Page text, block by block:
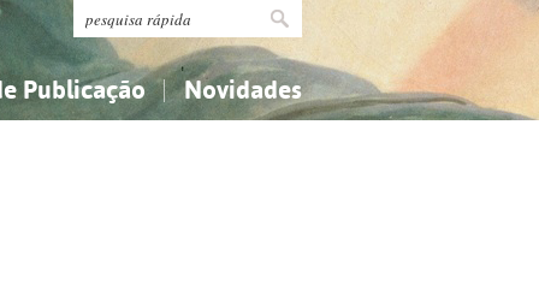
Publicação Novidades